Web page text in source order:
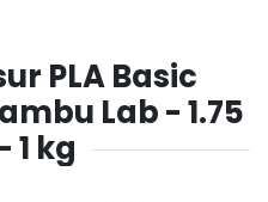
PLA Basic
Lab - 1.75
1 kg